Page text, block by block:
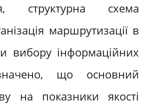
структурна схема
маршрутизації в
вибору інформаційних
що основний
на показники якості